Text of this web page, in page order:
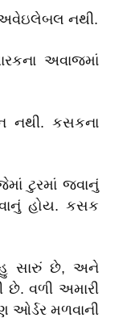
નથી.
અવાજમાં
નથી. કસકના
ટુરમાં જવાનું
હોય. કસક
સારું છે, અને
છે. વળી અમારી
ઓર્ડર મળવાની